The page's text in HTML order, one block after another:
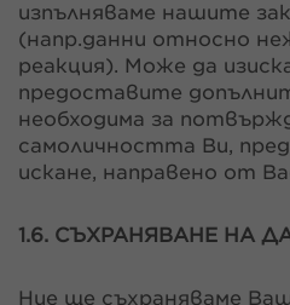
изпълняваме нашите
(напр.данни относно
реакция). Може да
предоставите
необходима за
самоличността Ви,
искане, направено от
1.6. СЪХРАНЯВАНЕ НА
Ние ще съхраняваме